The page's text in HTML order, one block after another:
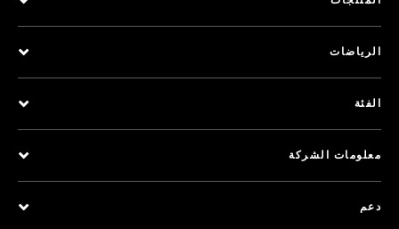
الرياضات
الفئة
معلومات الشركة
دعم